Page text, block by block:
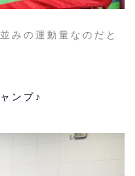
みの運動量なのだと
ンプ♪